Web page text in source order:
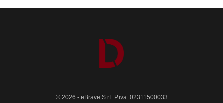
© 2026 - eBrave S.r.l. P.iva: 02311500033